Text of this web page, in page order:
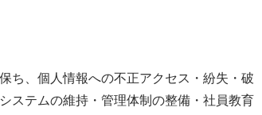
ち、個人情報への不正アクセス・紛失・破
ステムの維持・管理体制の整備・社員教育